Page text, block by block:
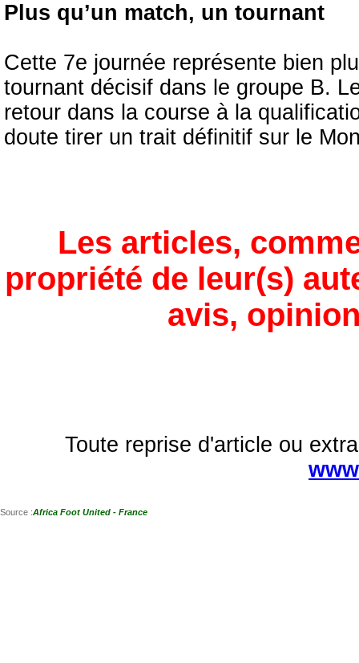
Plus qu’un match, un tournant
Cette 7e journée représente bien
tournant décisif dans le groupe B.
retour dans la course à la
doute tirer un trait définitif sur le
Les articles,
propriété de leur(s)
avis,
Toute reprise d'article ou
Source :Africa Foot United - France